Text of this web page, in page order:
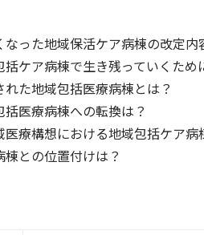
なった地域保活ケア病棟の改定内
括ケア病棟で生き残っていくため
れた地域包括医療病棟とは？
括医療病棟への転換は？
医療構想における地域包括ケア
棟との位置付けは？